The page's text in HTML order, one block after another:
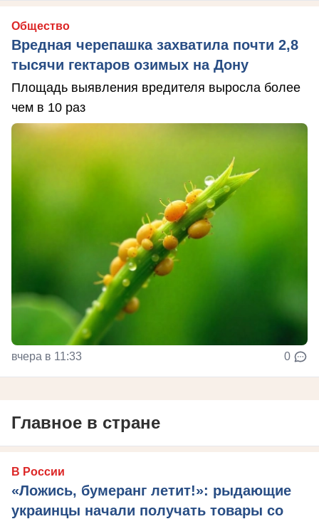
Общество
Вредная черепашка захватила почти 2,8
тысячи гектаров озимых на Дону
Площадь выявления вредителя выросла более
чем в 10 раз
вчера в 11:33 0
Главное в стране
В России
«Ложись, бумеранг летит!»: рыдающие
украинцы начали получать товары со